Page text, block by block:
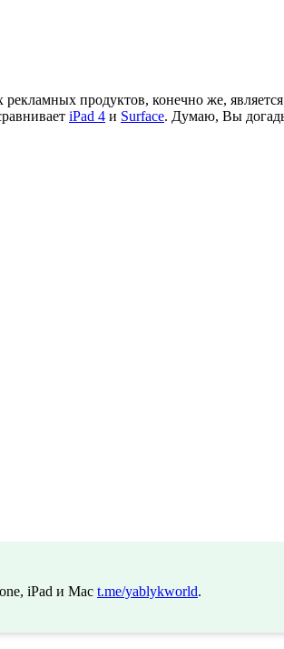
продуктов, конечно же,
iPad 4 и Surface. Думаю, Вы
iPad и Mac t.me/yablykworld.